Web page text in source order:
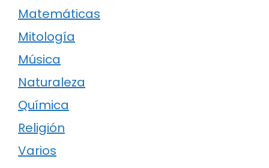
Matemáticas
Mitología
Música
Naturaleza
Química
Religión
Varios